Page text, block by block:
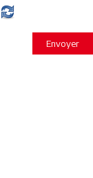
Envoyer